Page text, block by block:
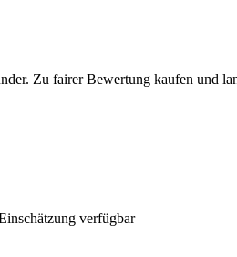
Zu fairer Bewertung kaufen und
verfügbar